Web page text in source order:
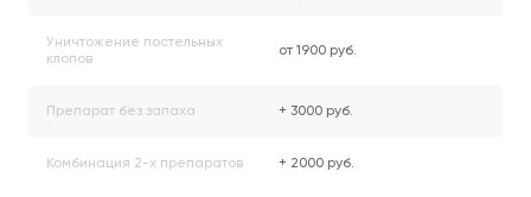
Уничтожение постельных
клопов
от 1900 руб.
Препарат без запаха + 3000 руб.
Комбинация 2-х препаратов + 2000 руб.